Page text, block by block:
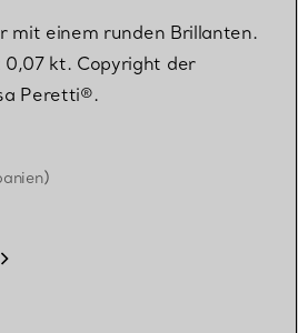
mit einem runden Brillanten.
kt. Copyright der
Peretti®.